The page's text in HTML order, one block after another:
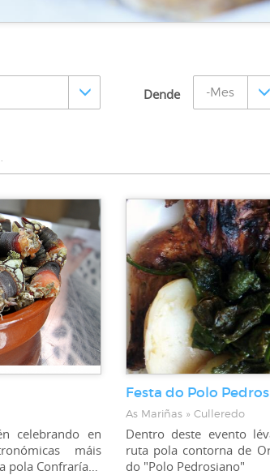
Dende
celebrando en
máis
Festa do Polo
As Mariñas » Culleredo
Dentro deste evento
ruta pola contorna de
do "Polo Pedrosiano"